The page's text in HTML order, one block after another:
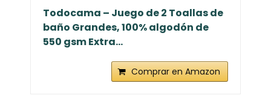
Todocama – Juego de 2 Toallas de
baño Grandes, 100% algodón de
550 gsm Extra...
Comprar en Amazon